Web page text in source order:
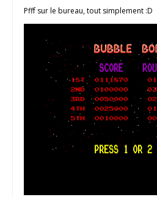
Pfff sur le bureau, tout simplement :D